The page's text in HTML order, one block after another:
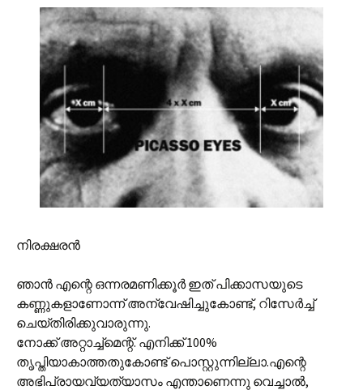
നിരക്ഷരന്‍
ഞാന്‍ എന്റെ ഒന്നരമണിക്കൂര്‍ ഇത് പിക്കാസയുടെ
കണ്ണുകളാണോന്ന് അന്വേഷിച്ചുകോണ്ട്, റിസേര്‍ച്ച്
ചെയ്തിരിക്കുവാരുന്നു.
നോക്ക് അറ്റാച്ച്മെന്റ്. എനിക്ക് 100%
തൃപ്തിയാകാത്തതുകോണ്ട് പൊസ്റ്റുന്നില്ലാ.എന്റെ
അഭിപ്രായവ്യത്യാസം എന്താണെന്നു വെച്ചാല്‍,